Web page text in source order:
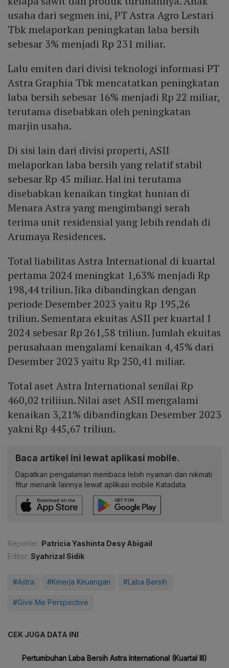
usaha dari segmen ini, PT Astra Agro Lestari
Tbk melaporkan peningkatan laba bersih
sebesar 3% menjadi Rp 231 miliar.
Lalu emiten dari divisi teknologi informasi PT
Astra Graphia Tbk mencatatkan peningkatan
laba bersih sebesar 16% menjadi Rp 22 miliar,
terutama disebabkan oleh peningkatan
marjin usaha.
Di sisi lain dari divisi properti, ASII
melaporkan laba bersih yang relatif stabil
sebesar Rp 45 miliar. Hal ini terutama
disebabkan kenaikan tingkat hunian di
Menara Astra yang mengimbangi serah
terima unit residensial yang lebih rendah di
Arumaya Residences.
Total liabilitas Astra International di kuartal
pertama 2024 meningkat 1,63% menjadi Rp
198,44 triliun. Jika dibandingkan dengan
periode Desember 2023 yaitu Rp 195,26
triliun. Sementara ekuitas ASII per kuartal I
2024 sebesar Rp 261,58 triliun. Jumlah ekuitas
perusahaan mengalami kenaikan 4,45% dari
Desember 2023 yaitu Rp 250,41 miliar.
Total aset Astra International senilai Rp
460,02 triliiun. Nilai aset ASII mengalami
kenaikan 3,21% dibandingkan Desember 2023
yakni Rp 445,67 triliun.
Baca artikel ini lewat aplikasi mobile.
Dapatkan pengalaman membaca lebih nyaman dan nikmati
fitur menarik lainnya lewat aplikasi mobile Katadata.
Reporter: Patricia Yashinta Desy Abigail
Editor: Syahrizal Sidik
#Astra #Kinerja Keuangan #Laba Bersih
#Give Me Perspective
CEK JUGA DATA INI